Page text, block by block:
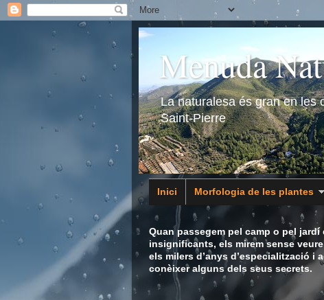
Menuda
La naturalesa és gran en les
Saint-Pierre
Inici Morfologia de les plantes
Animalia
Quan passegem pel camp o pel
insignificants, els mirem sense
els milers d’anys d’especialització i
conèixer alguns dels seus secrets.